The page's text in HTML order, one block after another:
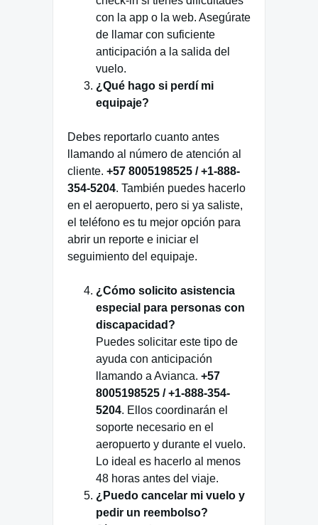
con la app o la web. Asegúrate
de llamar con suficiente
anticipación a la salida del
vuelo.
¿Qué hago si perdí mi
equipaje?
Debes reportarlo cuanto antes
llamando al número de atención al
cliente. +57 8005198525 / +1-888-
354-5204. También puedes hacerlo
en el aeropuerto, pero si ya saliste,
el teléfono es tu mejor opción para
abrir un reporte e iniciar el
seguimiento del equipaje.
¿Cómo solicito asistencia
especial para personas con
discapacidad?
Puedes solicitar este tipo de
ayuda con anticipación
llamando a Avianca. +57
8005198525 / +1-888-354-
5204. Ellos coordinarán el
soporte necesario en el
aeropuerto y durante el vuelo.
Lo ideal es hacerlo al menos
48 horas antes del viaje.
¿Puedo cancelar mi vuelo y
pedir un reembolso?